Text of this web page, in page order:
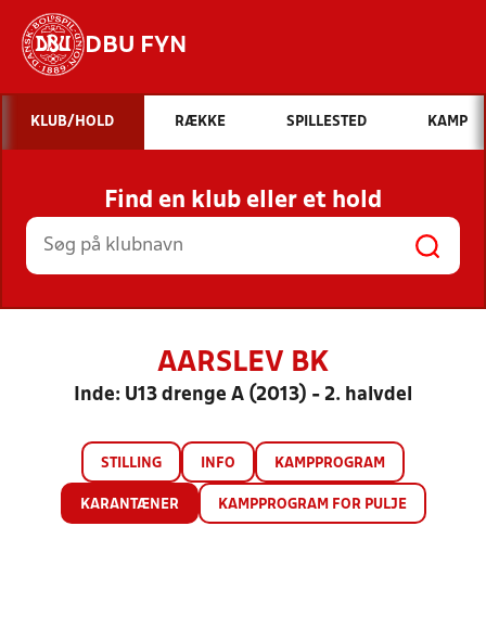
DBU FYN
Hvad vil du søge efter?
INDHOLD OG NYHEDER
STILLINGER, RESULTATER, KLUBBER OG
HOLD
KLUB/HOLD RÆKKE SPILLESTED KAMP
Find en klub eller et hold
AARSLEV BK
Inde: U13 drenge A (2013) - 2. halvdel
STILLING INFO KAMPPROGRAM
KARANTÆNER KAMPPROGRAM FOR PULJE